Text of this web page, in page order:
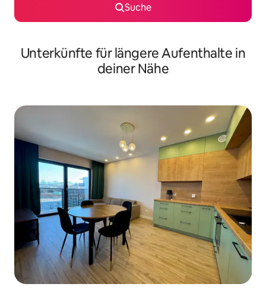
Suche
Unterkünfte für längere Aufenthalte in
deiner Nähe